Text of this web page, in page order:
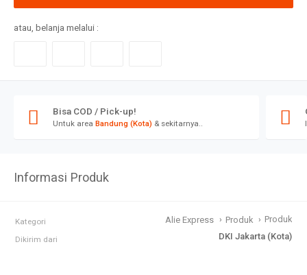
atau, belanja melalui :
Bisa COD / Pick-up!
Untuk area Bandung (Kota) & sekitarnya..
Informasi Produk
Kategori Alie Express › Produk › Produk
Dikirim dari DKI Jakarta (Kota)